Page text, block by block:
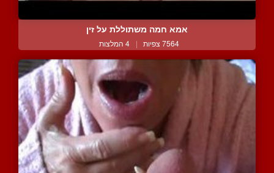
אמא חמה משתוללת על זין
7564 צפיות | 4 המלצות